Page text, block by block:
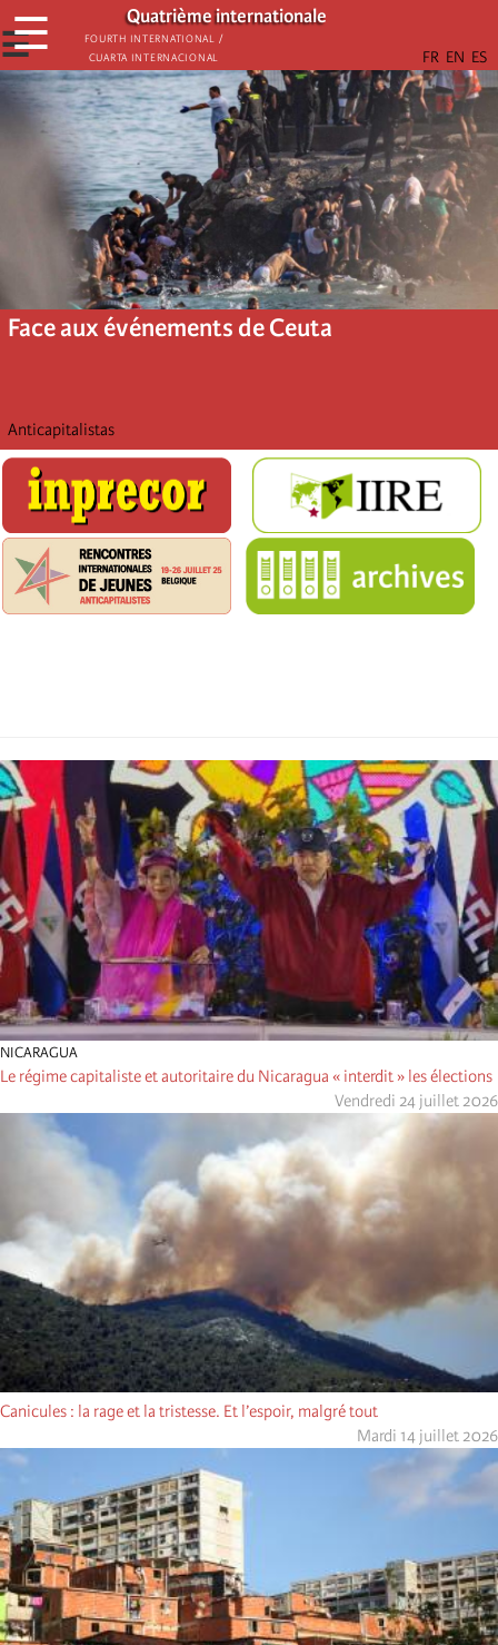
Aller
au
contenu
principal
Quatrième internationale
Fourth International /
Cuarta Internacional
☰
☰
Face aux événements de Ceuta
Anticapitalistas
NICARAGUA
Le régime capitaliste et autoritaire du Nicaragua « interdit » les élections
Vendredi 24 juillet 2026
Canicules : la rage et la tristesse. Et l’espoir, malgré tout
Mardi 14 juillet 2026